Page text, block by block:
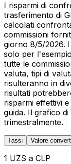
I risparmi di
trasferimento di
calcolati
commissioni
giorno 8/5/2026.
solo per
tutte le
valuta, tipi di
risulteranno in
risultati
risparmi effettivi
guida. Il grafico
trimestralmente.
Tassi Valore
1 UZS a CLP